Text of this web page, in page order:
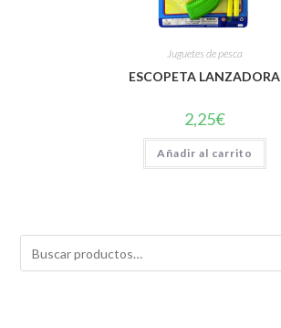
Juguetes de pesca
ESCOPETA LANZADORA
2,25€
Añadir al carrito